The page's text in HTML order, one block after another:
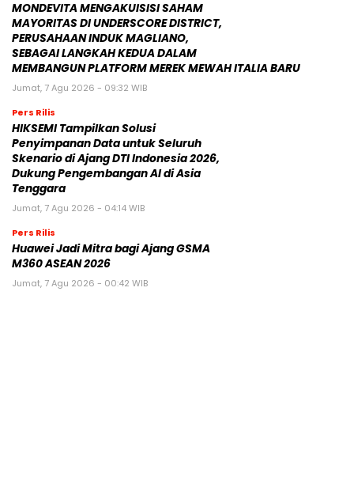
MONDEVITA MENGAKUISISI SAHAM
MAYORITAS DI UNDERSCORE DISTRICT,
PERUSAHAAN INDUK MAGLIANO,
SEBAGAI LANGKAH KEDUA DALAM
MEMBANGUN PLATFORM MEREK MEWAH ITALIA BARU
Jumat, 7 Agu 2026 - 09:32 WIB
Pers Rilis
HIKSEMI Tampilkan Solusi
Penyimpanan Data untuk Seluruh
Skenario di Ajang DTI Indonesia 2026,
Dukung Pengembangan AI di Asia
Tenggara
Jumat, 7 Agu 2026 - 04:14 WIB
Pers Rilis
Huawei Jadi Mitra bagi Ajang GSMA
M360 ASEAN 2026
Jumat, 7 Agu 2026 - 00:42 WIB